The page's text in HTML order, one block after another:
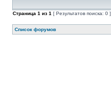
Страница 1 из 1 [ Результатов поиска: 0 ]
Список форумов